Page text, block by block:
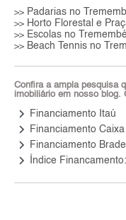
>> Padarias no
>> Horto Florestal e
>> Escolas no
>> Beach Tennis no
Confira a ampla pesquisa
imobiliário em nosso blog.
keyboard_arrow_right Financiamento Itaú
keyboard_arrow_right Financiamento Caixa
keyboard_arrow_right Financiamento
keyboard_arrow_right Índice